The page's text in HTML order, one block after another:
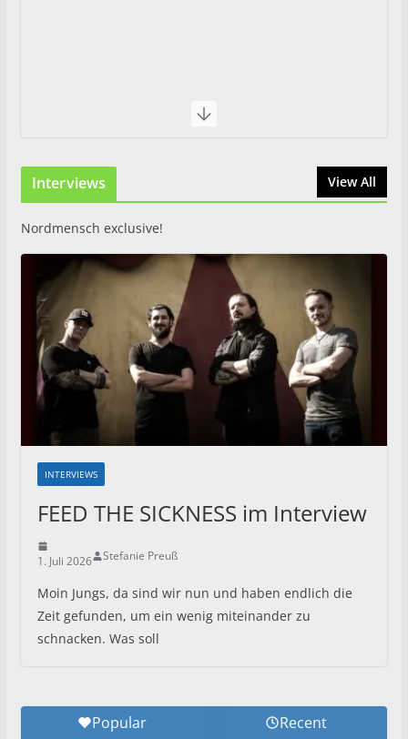
Interviews View All
Nordmensch exclusive!
INTERVIEWS
FEED THE SICKNESS im Interview
1. Juli 2026 Stefanie Preuß
Moin Jungs, da sind wir nun und haben endlich die
Zeit gefunden, um ein wenig miteinander zu
schnacken. Was soll
Popular Recent